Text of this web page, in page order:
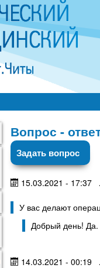
к
Вопрос -
Задать вопрос
15.03.2021 - 17:37
У вас делают
Добрый день! Да.
14.03.2021 - 00:19